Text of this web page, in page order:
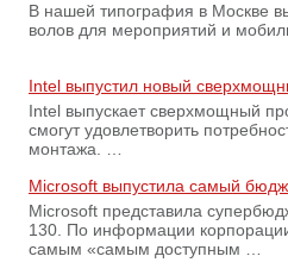
В нашей типография в Москве
волов для мероприятий и
Intel выпустил новый
Intel выпускает сверхмощный
смогут удовлетворить
монтажа. …
Microsoft выпустила самый
Microsoft представила
130. По информации
самым «самым доступным …